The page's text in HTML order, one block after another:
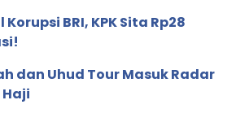
BRI, KPK Sita Rp28
dan Uhud Tour Masuk Radar
Haji